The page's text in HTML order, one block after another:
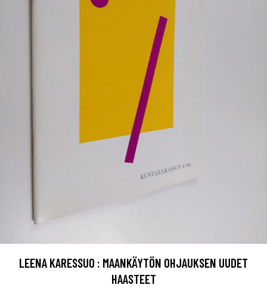
LEENA KARESSUO : MAANKÄYTÖN OHJAUKSEN UUDET
HAASTEET